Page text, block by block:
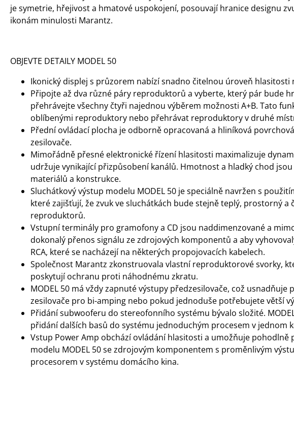
je symetrie, hřejivost a hmatové uspokojení, posouvají hranice designu
ikonám minulosti Marantz.
OBJEVTE DETAILY MODEL 50
Ikonický displej s průzorem nabízí snadno čitelnou úroveň hlasitosti
Připojte až dva různé páry reproduktorů a vyberte, který pár bude
přehrávejte všechny čtyři najednou výběrem možnosti A+B. Tato
oblíbenými reproduktory nebo přehrávat reproduktory v druhé
Přední ovládací plocha je odborně opracovaná a hliníková
zesilovače.
Mimořádně přesné elektronické řízení hlasitosti maximalizuje
udržuje vynikající přizpůsobení kanálů. Hmotnost a hladký chod
materiálů a konstrukce.
Sluchátkový výstup modelu MODEL 50 je speciálně navržen s
které zajišťují, že zvuk ve sluchátkách bude stejně teplý, prostorný a
reproduktorů.
Vstupní terminály pro gramofony a CD jsou naddimenzované a
dokonalý přenos signálu ze zdrojových komponentů a aby
RCA, které se nacházejí na některých propojovacích kabelech.
Společnost Marantz zkonstruovala vlastní reproduktorové svorky,
poskytují ochranu proti náhodnému zkratu.
MODEL 50 má vždy zapnuté výstupy předzesilovače, což
zesilovače pro bi-amping nebo pokud jednoduše potřebujete větší
Přidání subwooferu do stereofonního systému bývalo složité.
přidání dalších basů do systému jednoduchým procesem v jednom
Vstup Power Amp obchází ovládání hlasitosti a umožňuje pohodlně
modelu MODEL 50 se zdrojovým komponentem s proměnlivým
procesorem v systému domácího kina.